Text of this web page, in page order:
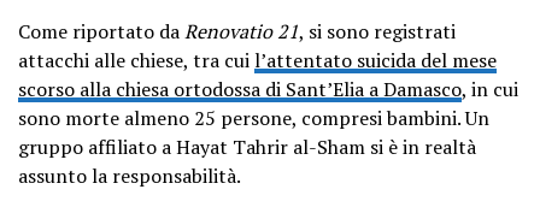
films the results of the capture and
proclaims that “God is…
pic.twitter.com/ibLzinnhiU
— Joshua Landis (@joshua_landis)
July 16, 2025
Come riportato daRenovatio 21, si sono registrati
attacchi alle chiese, tra cuil’attentato suicida del mese
scorso alla chiesa ortodossa di Sant’Elia a Damasco, in cui
sono morte almeno 25 persone, compresi bambini. Un
gruppo affiliato a Hayat Tahrir al-Sham si è in realtà
assunto la responsabilità.